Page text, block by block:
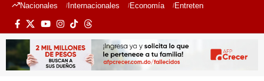
Nacionales Internacionales Economía Entretenimiento